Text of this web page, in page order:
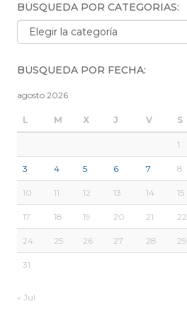
BÚSQUEDA POR CATEGORÍAS:
Búsqueda por categorías:
BÚSQUEDA POR FECHA:
agosto 2026
L M X J V S
1
3 4 5 6 7 8
10 11 12 13 14 15
17 18 19 20 21 22
24 25 26 27 28 29
31
« Jul